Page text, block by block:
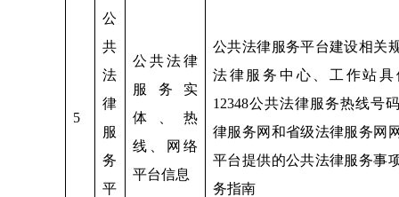
5
公
共
法
律
服
务
平
公共法律
服务实
体、热
线、网络
平台信息
公共法律服务平台建设相关
法律服务中心、工作站具
12348公共法律服务热线号
律服务网和省级法律服务网
平台提供的公共法律服务事
务指南